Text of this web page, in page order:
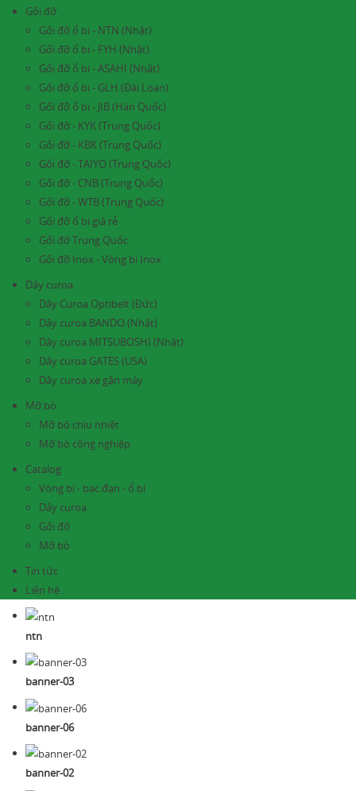
Gối đỡ
Gối đỡ ổ bi - NTN (Nhật)
Gối đỡ ổ bi - FYH (Nhật)
Gối đỡ ổ bi - ASAHI (Nhật)
Gối đỡ ổ bi - GLH (Đài Loan)
Gối đỡ ổ bi - JIB (Hàn Quốc)
Gối đỡ - KYK (Trung Quốc)
Gối đỡ - KBK (Trung Quốc)
Gối đỡ - TAIYO (Trung Quốc)
Gối đỡ - CNB (Trung Quốc)
Gối đỡ - WTB (Trung Quốc)
Gối đỡ ổ bi giá rẻ
Gối đỡ Trung Quốc
Gối đỡ Inox - Vòng bi Inox
Dây curoa
Dây Curoa Optibelt (Đức)
Dây curoa BANDO (Nhật)
Dây curoa MITSUBOSHI (Nhật)
Dây curoa GATES (USA)
Dây curoa xe gắn máy
Mỡ bò
Mỡ bò chịu nhiệt
Mỡ bò công nghiệp
Catalog
Vòng bi - bạc đạn - ổ bi
Dây curoa
Gối đỡ
Mỡ bò
Tin tức
Liên hệ
ntn
banner-03
banner-06
banner-02